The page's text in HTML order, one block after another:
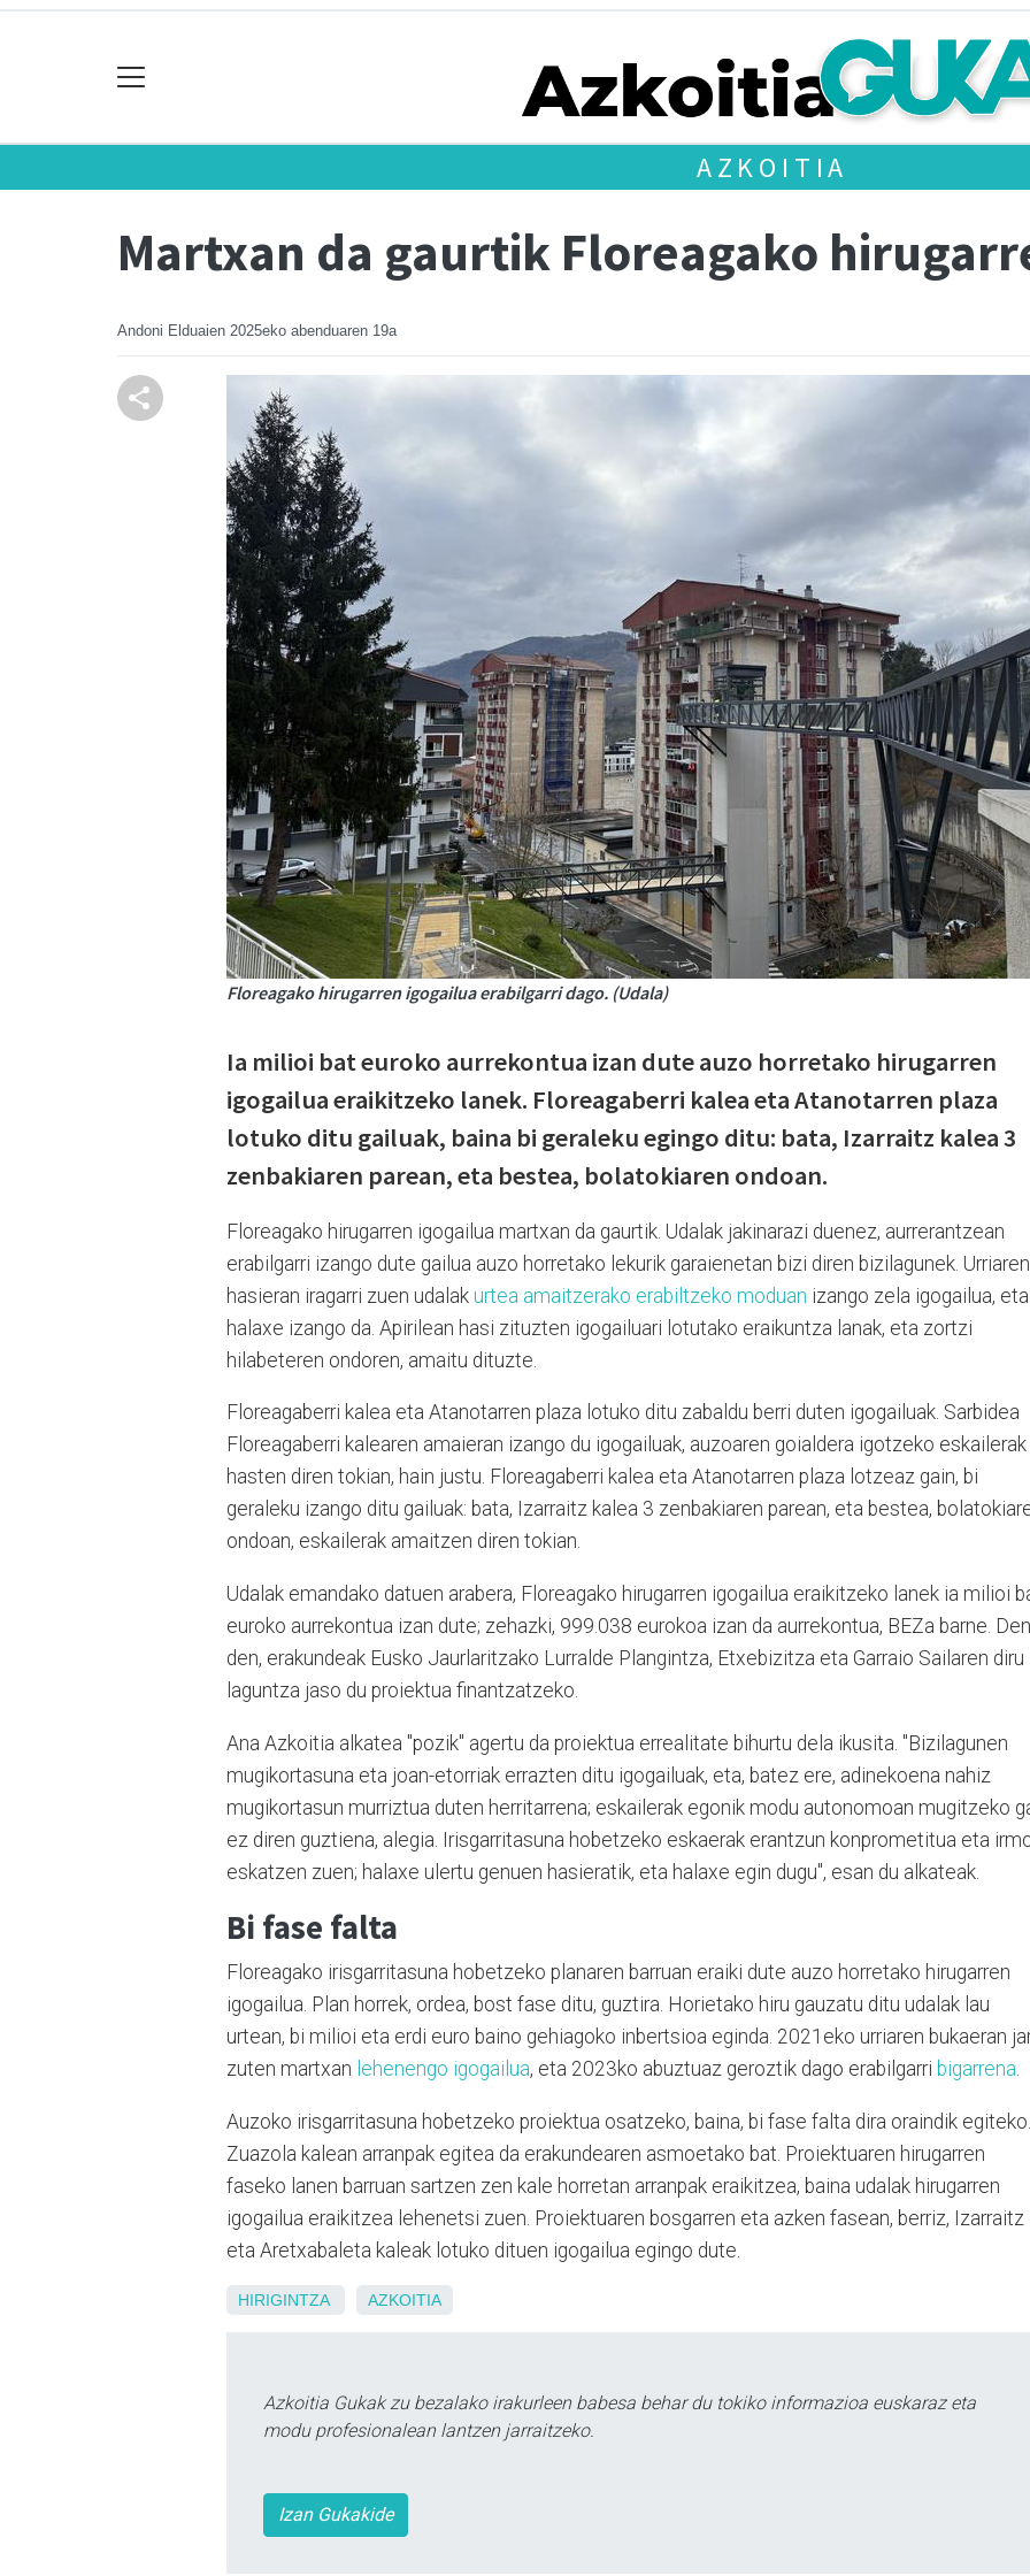
AZKOITIA
Martxan da gaurtik Floreagako
Andoni Elduaien 2025eko abenduaren 19a
Floreagako hirugarren igogailua erabilgarri dago. (Udala)
Ia milioi bat euroko aurrekontua izan dute auzo horretako hirugarren
igogailua eraikitzeko lanek. Floreagaberri kalea eta Atanotarren plaza
lotuko ditu gailuak, baina bi geraleku egingo ditu: bata, Izarraitz kalea 3
zenbakiaren parean, eta bestea, bolatokiaren ondoan.
Floreagako hirugarren igogailua martxan da gaurtik. Udalak jakinarazi duenez, aurrerantzean
erabilgarri izango dute gailua auzo horretako lekurik garaienetan bizi diren bizilagunek. Urriaren
hasieran iragarri zuen udalak urtea amaitzerako erabiltzeko moduan izango zela igogailua, eta
halaxe izango da. Apirilean hasi zituzten igogailuari lotutako eraikuntza lanak, eta zortzi
hilabeteren ondoren, amaitu dituzte.
Floreagaberri kalea eta Atanotarren plaza lotuko ditu zabaldu berri duten igogailuak. Sarbidea
Floreagaberri kalearen amaieran izango du igogailuak, auzoaren goialdera igotzeko eskailerak
hasten diren tokian, hain justu. Floreagaberri kalea eta Atanotarren plaza lotzeaz gain, bi
geraleku izango ditu gailuak: bata, Izarraitz kalea 3 zenbakiaren parean, eta bestea,
ondoan, eskailerak amaitzen diren tokian.
Udalak emandako datuen arabera, Floreagako hirugarren igogailua eraikitzeko lanek ia milioi
euroko aurrekontua izan dute; zehazki, 999.038 eurokoa izan da aurrekontua, BEZa barne.
den, erakundeak Eusko Jaurlaritzako Lurralde Plangintza, Etxebizitza eta Garraio Sailaren diru
laguntza jaso du proiektua finantzatzeko.
Ana Azkoitia alkatea "pozik" agertu da proiektua errealitate bihurtu dela ikusita. "Bizilagunen
mugikortasuna eta joan-etorriak errazten ditu igogailuak, eta, batez ere, adinekoena nahiz
mugikortasun murriztua duten herritarrena; eskailerak egonik modu autonomoan mugitzeko
ez diren guztiena, alegia. Irisgarritasuna hobetzeko eskaerak erantzun konprometitua eta
eskatzen zuen; halaxe ulertu genuen hasieratik, eta halaxe egin dugu", esan du alkateak.
Bi fase falta
Floreagako irisgarritasuna hobetzeko planaren barruan eraiki dute auzo horretako hirugarren
igogailua. Plan horrek, ordea, bost fase ditu, guztira. Horietako hiru gauzatu ditu udalak lau
urtean, bi milioi eta erdi euro baino gehiagoko inbertsioa eginda. 2021eko urriaren bukaeran
zuten martxan lehenengo igogailua, eta 2023ko abuztuaz geroztik dago erabilgarri bigarrena.
Auzoko irisgarritasuna hobetzeko proiektua osatzeko, baina, bi fase falta dira oraindik egiteko.
Zuazola kalean arranpak egitea da erakundearen asmoetako bat. Proiektuaren hirugarren
faseko lanen barruan sartzen zen kale horretan arranpak eraikitzea, baina udalak hirugarren
igogailua eraikitzea lehenetsi zuen. Proiektuaren bosgarren eta azken fasean, berriz, Izarraitz
eta Aretxabaleta kaleak lotuko dituen igogailua egingo dute.
HIRIGINTZA AZKOITIA
Azkoitia Gukak zu bezalako irakurleen babesa behar du tokiko informazioa euskaraz eta
modu profesionalean lantzen jarraitzeko.
Izan Gukakide